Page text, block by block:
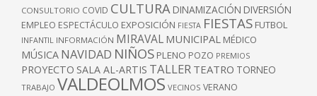
CONSULTORIO COVID CULTURA DINAMIZACIÓN DIVERSIÓN
EMPLEO ESPECTÁCULO EXPOSICIÓN FIESTA FIESTAS FUTBOL
INFANTIL INFORMACIÓN MIRAVAL MUNICIPAL MÉDICO
MÚSICA NAVIDAD NIÑOS PLENO POZO PREMIOS
PROYECTO SALA AL-ARTIS TALLER TEATRO TORNEO
TRABAJO VALDEOLMOS VECINOS VERANO